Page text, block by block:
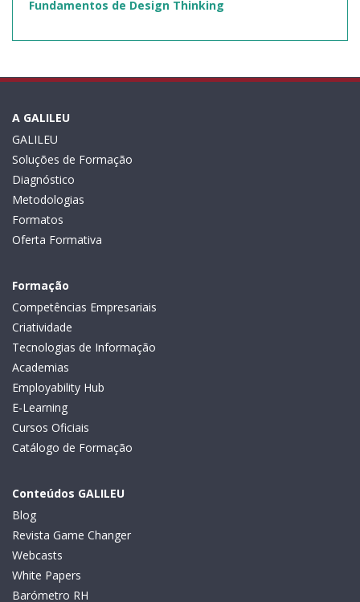
Fundamentos de Design Thinking
A GALILEU
GALILEU
Soluções de Formação
Diagnóstico
Metodologias
Formatos
Oferta Formativa
Formação
Competências Empresariais
Criatividade
Tecnologias de Informação
Academias
Employability Hub
E-Learning
Cursos Oficiais
Catálogo de Formação
Conteúdos GALILEU
Blog
Revista Game Changer
Webcasts
White Papers
Barómetro RH